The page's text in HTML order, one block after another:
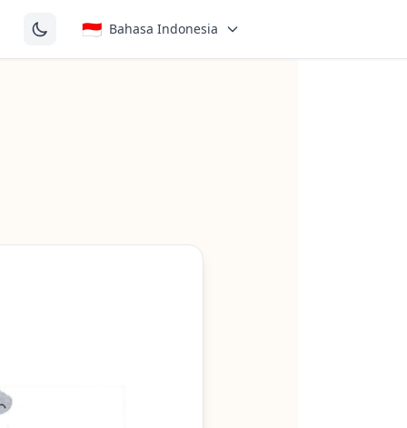
🇮🇩 Bahasa Indonesia